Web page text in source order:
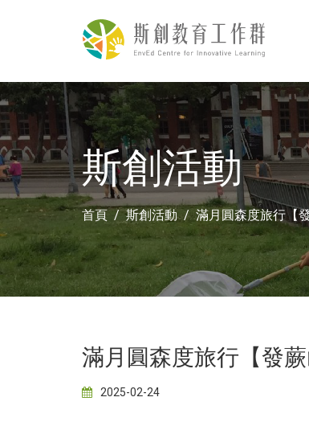
斯創活動
首頁 斯創活動 滿月圓森度旅行【
滿月圓森度旅行【發蕨
2025-02-24